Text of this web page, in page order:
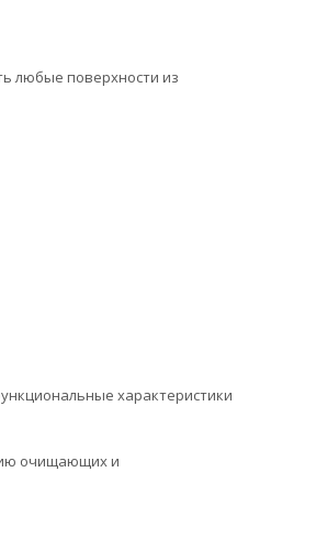
любые поверхности из
характеристики
очищающих и